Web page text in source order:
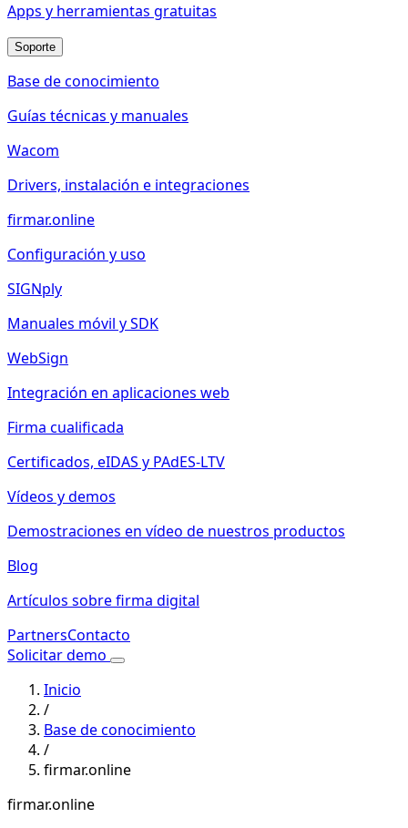
Apps y herramientas gratuitas
Soporte
Base de conocimiento
Guías técnicas y manuales
Wacom
Drivers, instalación e integraciones
firmar.online
Configuración y uso
SIGNply
Manuales móvil y SDK
WebSign
Integración en aplicaciones web
Firma cualificada
Certificados, eIDAS y PAdES-LTV
Vídeos y demos
Demostraciones en vídeo de nuestros productos
Blog
Artículos sobre firma digital
PartnersContacto
Solicitar demo
Inicio
/
Base de conocimiento
/
firmar.online
firmar.online